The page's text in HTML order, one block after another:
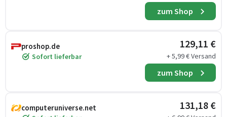
zum Shop
proshop.de
Sofort lieferbar
129,11 €
+ 5,99 € Versand
zum Shop
computeruniverse.net 131,18 €